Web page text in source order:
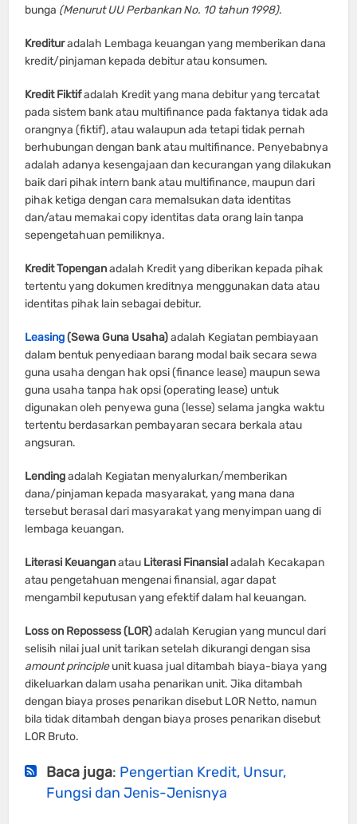
bunga (Menurut UU Perbankan No. 10 tahun 1998).
Kredituradalah Lembaga keuangan yang memberikan dana
kredit/pinjaman kepada debitur atau konsumen.
Kredit Fiktifadalah Kredit yang mana debitur yang tercatat
pada sistem bank atau multifinance pada faktanya tidak ada
orangnya (fiktif), atau walaupun ada tetapi tidak pernah
berhubungan dengan bank atau multifinance. Penyebabnya
adalah adanya kesengajaan dan kecurangan yang dilakukan
baik dari pihak intern bank atau multifinance, maupun dari
pihak ketiga dengan cara memalsukan data identitas
dan/atau memakai copy identitas data orang lain tanpa
sepengetahuan pemiliknya.
Kredit Topenganadalah Kredit yang diberikan kepada pihak
tertentu yang dokumen kreditnya menggunakan data atau
identitas pihak lain sebagai debitur.
Leasing(Sewa Guna Usaha)adalah Kegiatan pembiayaan
dalam bentuk penyediaan barang modal baik secara sewa
guna usaha dengan hak opsi (finance lease) maupun sewa
guna usaha tanpa hak opsi (operating lease) untuk
digunakan oleh penyewa guna (lesse) selama jangka waktu
tertentu berdasarkan pembayaran secara berkala atau
angsuran.
Lendingadalah Kegiatan menyalurkan/memberikan
dana/pinjaman kepada masyarakat, yang mana dana
tersebut berasal dari masyarakat yang menyimpan uang di
lembaga keuangan.
Literasi Keuanganatau Literasi Finansialadalah Kecakapan
atau pengetahuan mengenai finansial, agar dapat
mengambil keputusan yang efektif dalam hal keuangan.
Loss on Repossess (LOR)adalah Kerugian yang muncul dari
selisih nilai jual unit tarikan setelah dikurangi dengan sisa
amount principleunit kuasa jual ditambah biaya-biaya yang
dikeluarkan dalam usaha penarikan unit. Jika ditambah
dengan biaya proses penarikan disebut LOR Netto, namun
bila tidak ditambah dengan biaya proses penarikan disebut
LOR Bruto.
Baca juga: Pengertian Kredit, Unsur,
Fungsi dan Jenis-Jenisnya